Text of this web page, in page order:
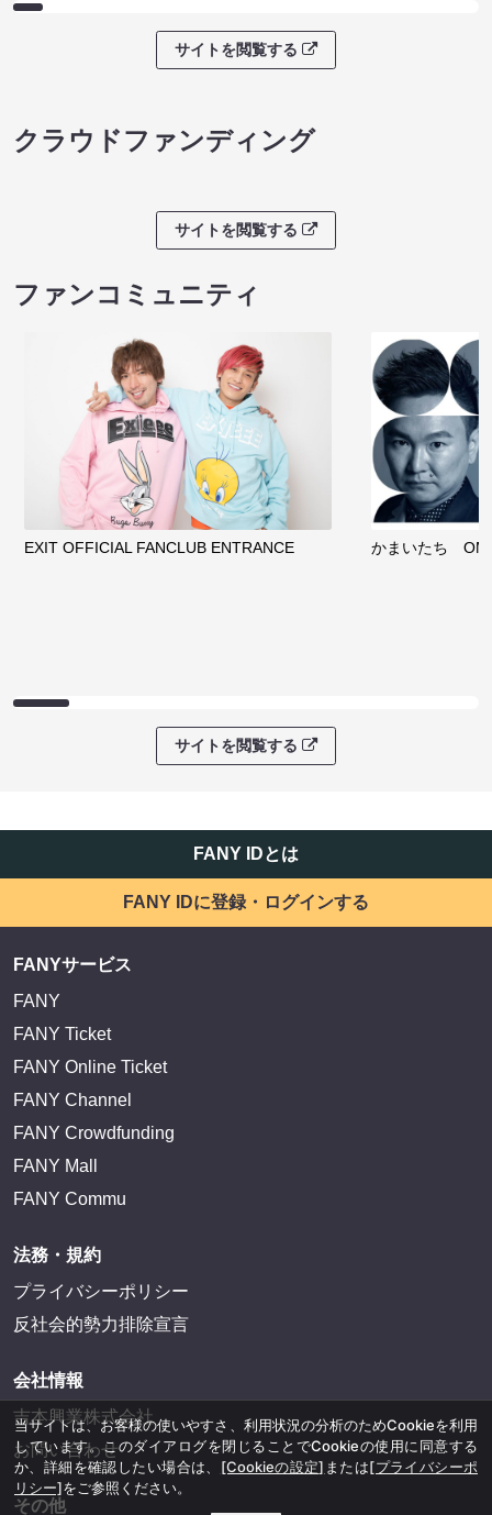
サイトを閲覧する
クラウドファンディング
サイトを閲覧する
ファンコミュニティ
EXIT OFFICIAL FANCLUB ENTRANCE かまいたち
サイトを閲覧する
FANY IDとは
FANY IDに登録・ログインする
FANYサービス
FANY
FANY Ticket
FANY Online Ticket
FANY Channel
FANY Crowdfunding
FANY Mall
FANY Commu
法務・規約
プライバシーポリシー
反社会的勢力排除宣言
会社情報
吉本興業株式会社
お問い合わせ
その他
当サイトは、お客様の使いやすさ、利用状況の分析のためCookieを利用
しています。このダイアログを閉じることでCookieの使用に同意する
か、詳細を確認したい場合は、 [Cookieの設定] または[プライバシーポ
リシー]をご参照ください。